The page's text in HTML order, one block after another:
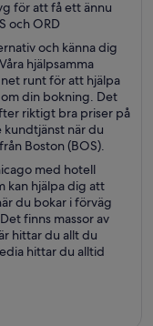
för att få ett ännu
och ORD
och känna dig
hjälpsamma
runt för att hjälpa
din bokning. Det
riktigt bra priser på
kundtjänst när du
Boston (BOS).
med hotell
kan hjälpa dig att
du bokar i förväg
finns massor av
hittar du allt du
hittar du alltid